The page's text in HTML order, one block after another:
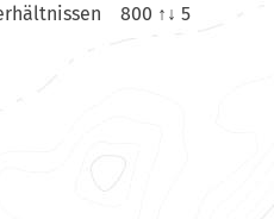
800 ↑↓ 5